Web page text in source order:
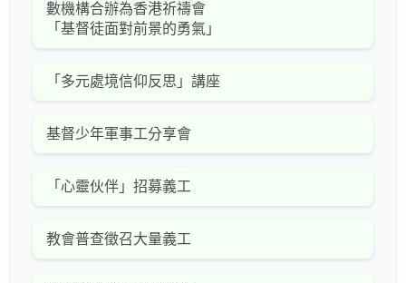
數機構合辦為香港祈禱會
「基督徒面對前景的勇氣」
「多元處境信仰反思」講座
基督少年軍事工分享會
「心靈伙伴」招募義工
教會普查徵召大量義工